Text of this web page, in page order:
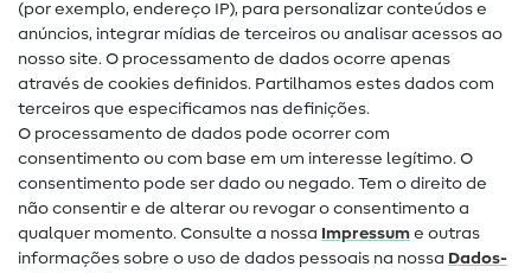
Guias de costura
Ajuda e contacto
Contacto
Mudança de proprietário
Perguntas frequentes (FAQ)
Direito de cancelamento
(por exemplo, endereço IP), para personalizar conteúdos e
anúncios, integrar mídias de terceiros ou analisar acessos ao
nosso site. O processamento de dados ocorre apenas
através de cookies definidos. Partilhamos estes dados com
terceiros que especificamos nas definições.
O processamento de dados pode ocorrer com
consentimento ou com base em um interesse legítimo. O
consentimento pode ser dado ou negado. Tem o direito de
não consentir e de alterar ou revogar o consentimento a
qualquer momento. Consulte a nossa Impressum e outras
informações sobre o uso de dados pessoais na nossa Dados­